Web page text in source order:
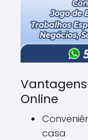
Online
casa